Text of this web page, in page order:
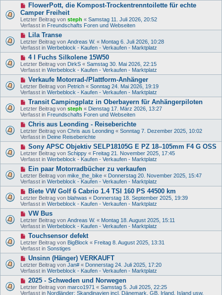
N
u
e
r
B
e
i
t
a
g
FlowerPott, die Kompost-Trockentrenntoilette für echte
Camper Freiheit
Letzter Beitrag von steph « Samstag 11. Juli 2026, 20:52
Verfasst in Freundschafts Foren und Webseiten
N
e
u
e
B
e
i
r
a
g
Lila Transe
Letzter Beitrag von Andreas W. « Montag 6. Juli 2026, 10:28
Verfasst in Werbeblock - Kaufen - Verkaufen - Marktplatz
N
e
u
e
B
e
i
r
a
g
4 l Fuchs Silkolene 15W50
Letzter Beitrag von DirkS « Samstag 30. Mai 2026, 22:15
Verfasst in Werbeblock - Kaufen - Verkaufen - Marktplatz
N
e
u
e
B
e
i
r
a
g
Verkaufe Motorrad-/Plattform-Anhänger
Letzter Beitrag von Petrich « Sonntag 24. Mai 2026, 19:19
Verfasst in Werbeblock - Kaufen - Verkaufen - Marktplatz
N
e
u
e
B
e
i
r
a
g
Transit Campingplatz in Oberbayern für Anhängerpiloten
Letzter Beitrag von steph « Dienstag 17. März 2026, 13:27
Verfasst in Freundschafts Foren und Webseiten
N
e
u
e
B
e
i
r
a
g
Chris aus Leonding - Reiseberichte
Letzter Beitrag von Chris aus Leonding « Sonntag 7. Dezember 2025, 10:02
Verfasst in Deine Reiseberichte
N
e
u
e
B
e
i
r
a
g
Sony APSC Objektiv SELP18105G E PZ 18–105mm F4 G OSS
Letzter Beitrag von Schippy « Freitag 21. November 2025, 17:45
Verfasst in Werbeblock - Kaufen - Verkaufen - Marktplatz
N
e
u
e
B
e
i
r
a
g
Ein paar Motorradbücher zu verkaufen
Letzter Beitrag von mike_the_bike « Donnerstag 20. November 2025, 15:47
Verfasst in Werbeblock - Kaufen - Verkaufen - Marktplatz
N
e
u
e
B
e
i
r
a
g
Biete VW Golf 6 Cabrio 1.4 TSI 160 PS 44500 km
Letzter Beitrag von blahwas « Donnerstag 18. September 2025, 19:39
Verfasst in Werbeblock - Kaufen - Verkaufen - Marktplatz
N
e
u
e
B
e
i
r
a
g
VW Bus
Letzter Beitrag von Andreas W. « Montag 18. August 2025, 15:11
Verfasst in Werbeblock - Kaufen - Verkaufen - Marktplatz
N
e
u
e
B
e
i
r
a
Touchsensor defekt
Letzter Beitrag von BigBlock « Freitag 8. August 2025, 13:31
Verfasst in Sonstiges
N
e
u
e
B
e
Unsinn (Hänger) VERKAUFT
Letzter Beitrag von Jan# « Donnerstag 24. Juli 2025, 17:20
Verfasst in Werbeblock - Kaufen - Verkaufen - Marktplatz
N
e
u
2025 - Schweden und Norwegen
Letzter Beitrag von marco1971 « Samstag 5. Juli 2025, 22:25
Verfasst in Nordländer: Skandinavien incl. Dänemark, GB, Irland, Island usw.